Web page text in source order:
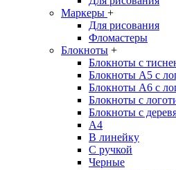
Маркеры +
Для рисования
Фломастеры
Блокноты +
Блокноты с
Блокноты А5 с
Блокноты А6 с
Блокноты с
Блокноты с
A4
В линейку
С ручкой
Черные